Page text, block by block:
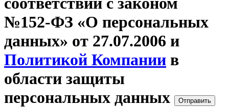
№152-ФЗ «О персональных
данных» от 27.07.2006 и
Политикой Компании в
области защиты
персональных данных
Отправить